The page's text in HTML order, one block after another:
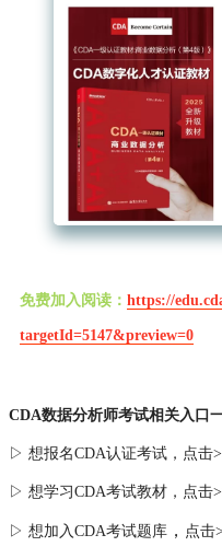
免费加入阅读： https://
targetId=5147&preview=0
CDA数据分析师考试相关入口
▷ 想报名CDA认证考试，点击
▷ 想学习CDA考试教材，点击
▷ 想加入CDA考试题库 ， 点击